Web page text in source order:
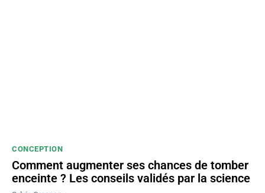
CONCEPTION
Comment augmenter ses chances de tomber
enceinte ? Les conseils validés par la science